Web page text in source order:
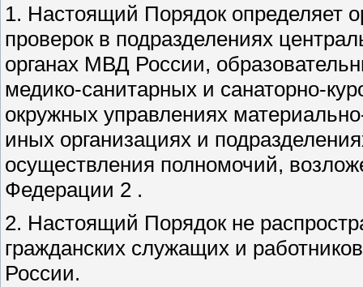
1. Настоящий Порядок определяет
проверок в подразделениях
органах МВД России,
медико-санитарных и санаторно-
окружных управлениях
иных организациях и
осуществления полномочий,
Федерации 2 .
2. Настоящий Порядок не
гражданских служащих и
России.